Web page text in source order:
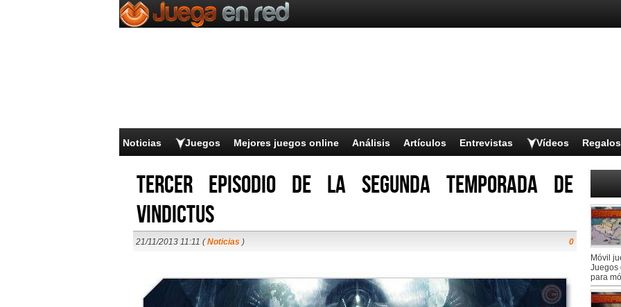
Noticias Juegos Mejores juegos online Análisis Artículos Entrevistas Vídeos Regalos
Tercer episodio de la segunda temporada de
Vindictus
21/11/2013 11:11 (Noticias ) 0
Móvil
Juegos
para